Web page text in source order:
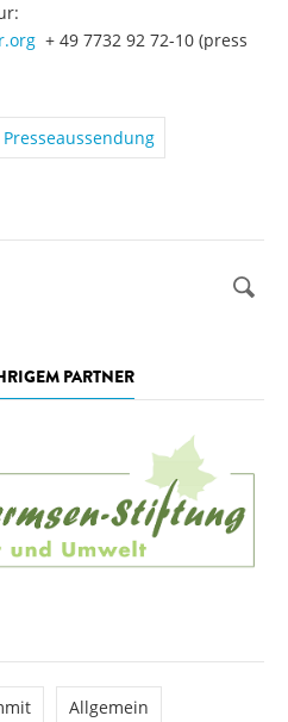
+ 49 7732 92 72-10 (press
Presseaussendung
PARTNER
Allgemein